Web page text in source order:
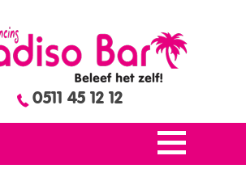
0511 45 12 12